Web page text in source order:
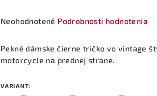
Priemerné
produktu
5
Neohodnotené Podrobnosti hodnotenia
Pekné dámske čierne tričko vo vintage
motorcycle na prednej strane.
VARIANT: